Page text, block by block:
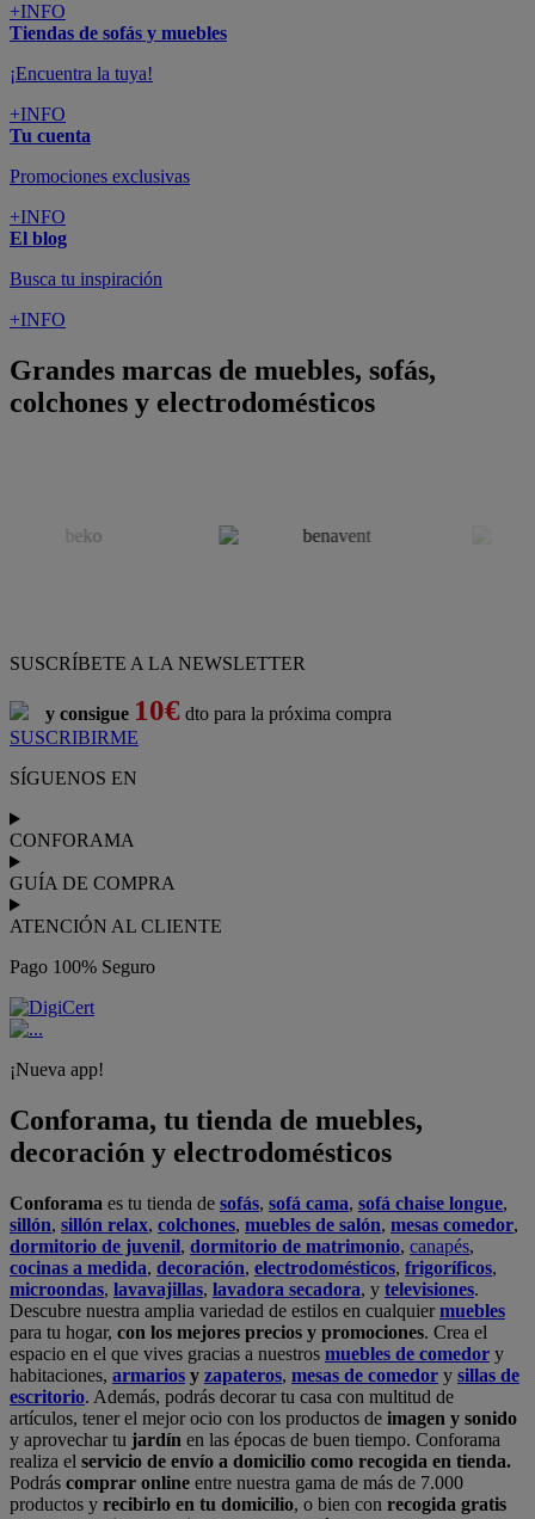
+INFO
Tiendas de sofás y muebles
¡Encuentra la tuya!
+INFO
Tu cuenta
Promociones exclusivas
+INFO
El blog
Busca tu inspiración
+INFO
Grandes marcas de muebles, sofás,
colchones y electrodomésticos
SUSCRÍBETE A LA NEWSLETTER
y consigue 10€ dto para la próxima compra
SUSCRIBIRME
SÍGUENOS EN
CONFORAMA
GUÍA DE COMPRA
ATENCIÓN AL CLIENTE
Pago 100% Seguro
¡Nueva app!
Conforama, tu tienda de muebles,
decoración y electrodomésticos
Conforama es tu tienda de sofás, sofá cama, sofá chaise longue,
sillón, sillón relax, colchones, muebles de salón, mesas comedor,
dormitorio de juvenil, dormitorio de matrimonio, canapés,
cocinas a medida, decoración, electrodomésticos, frigoríficos,
microondas, lavavajillas, lavadora secadora, y televisiones.
Descubre nuestra amplia variedad de estilos en cualquiermuebles
para tu hogar, con los mejores precios y promociones. Crea el
espacio en el que vives gracias a nuestros muebles de comedor y
habitaciones, armarios y zapateros, mesas de comedor y sillas de
escritorio. Además, podrás decorar tu casa con multitud de
artículos, tener el mejor ocio con los productos de imagen y sonido
y aprovechar tu jardín en las épocas de buen tiempo. Conforama
realiza el servicio de envío a domicilio como recogida en tienda.
Podrás comprar online entre nuestra gama de más de 7.000
productos y recibirlo en tu domicilio, o bien con recogida gratis